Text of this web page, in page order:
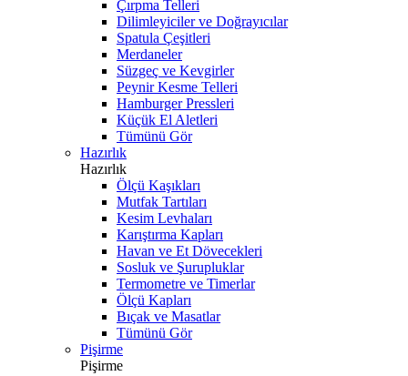
Çırpma Telleri
Dilimleyiciler ve Doğrayıcılar
Spatula Çeşitleri
Merdaneler
Süzgeç ve Kevgirler
Peynir Kesme Telleri
Hamburger Pressleri
Küçük El Aletleri
Tümünü Gör
Hazırlık
Hazırlık
Ölçü Kaşıkları
Mutfak Tartıları
Kesim Levhaları
Karıştırma Kapları
Havan ve Et Dövecekleri
Sosluk ve Şurupluklar
Termometre ve Timerlar
Ölçü Kapları
Bıçak ve Masatlar
Tümünü Gör
Pişirme
Pişirme